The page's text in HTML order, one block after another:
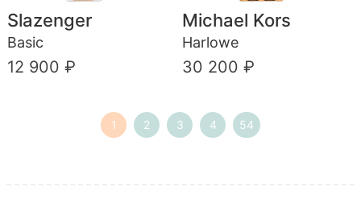
Slazenger
Basic
12 900 ₽
Michael Kors
Harlowe
30 200 ₽
1 2 3 4 54